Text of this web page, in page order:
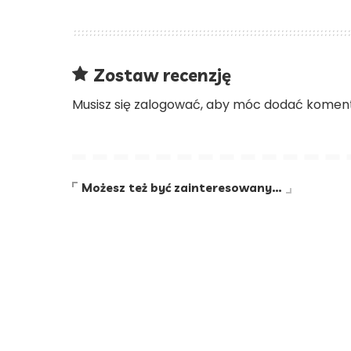
Zostaw recenzję
Musisz się zalogować, aby móc dodać
Możesz też być zainteresowany…